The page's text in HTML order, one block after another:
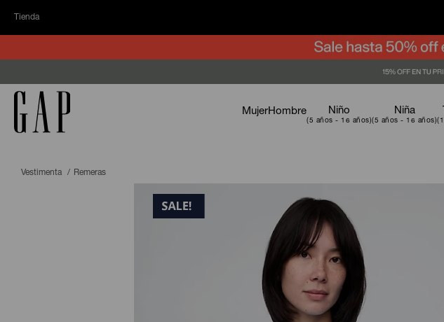
Tienda
MujerHombre Niño Niña
Vestimenta Remeras